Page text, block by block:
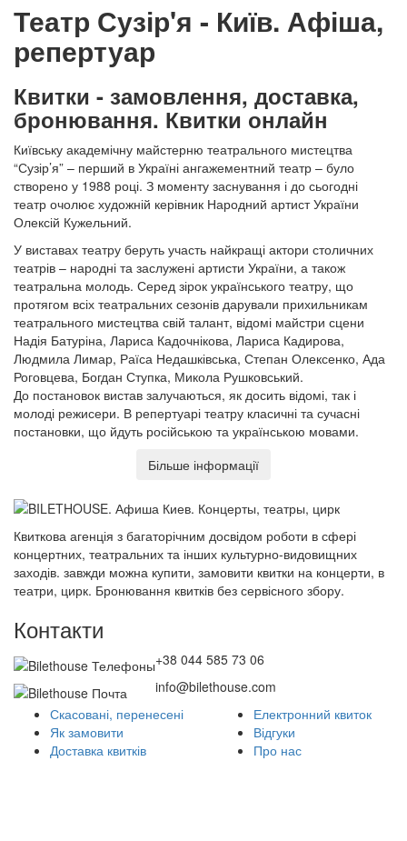
Театр Сузір'я - Київ. Афіша,
репертуар
Квитки - замовлення, доставка,
бронювання. Квитки онлайн
Київську академічну майстерню театрального мистецтва
“Сузір’я” – перший в Україні ангажементний театр – було
створено у 1988 році. З моменту заснування і до сьогодні
театр очолює художній керівник Народний артист України
Олексій Кужельний.
У виставах театру беруть участь найкращі актори столичних
театрів – народні та заслужені артисти України, а також
театральна молодь. Серед зірок українського театру, що
протягом всіх театральних сезонів дарували прихильникам
театрального мистецтва свій талант, відомі майстри сцени
Надія Батуріна, Лариса Кадочнікова, Лариса Кадирова,
Людмила Лимар, Раїса Недашківська, Степан Олексенко, Ада
Роговцева, Богдан Ступка, Микола Рушковський.
До постановок вистав залучаються, як досить відомі, так і
молоді режисери. В репертуарі театру класичні та сучасні
постановки, що йдуть російською та українською мовами.
Більше інформації
Квиткова агенція з багаторічним досвідом роботи в сфері
концертних, театральних та інших культурно-видовищних
заходів. завжди можна купити, замовити квитки на концерти, в
театри, цирк. Бронювання квитків без сервісного збору.
Контакти
+38 044 585 73 06
info@bilethouse.com
Скасовані, перенесені
Як замовити
Доставка квитків
Електронний квиток
Відгуки
Про нас